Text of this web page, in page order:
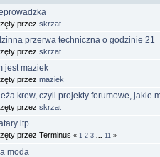
przez skrzat
przerwa techniczna o godzinie 21
przez skrzat
jest maziek
przez maziek
krew, czyli projekty forumowe, jakie
przez skrzat
itp.
przez Terminus « 1 2 3 11 »
moda